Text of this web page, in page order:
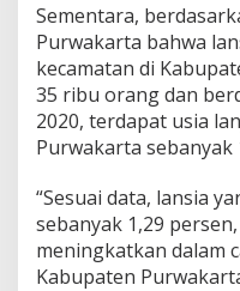
Sementara,
Purwakarta bahwa
kecamatan di
35 ribu orang dan
2020, terdapat usia
Purwakarta sebanyak
“Sesuai data, lansia
sebanyak 1,29
meningkatkan dalam
Kabupaten